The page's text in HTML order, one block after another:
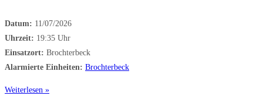
Datum: 11/07/2026
Uhrzeit: 19:35 Uhr
Einsatzort: Brochterbeck
Alarmierte Einheiten: Brochterbeck
Weiterlesen »